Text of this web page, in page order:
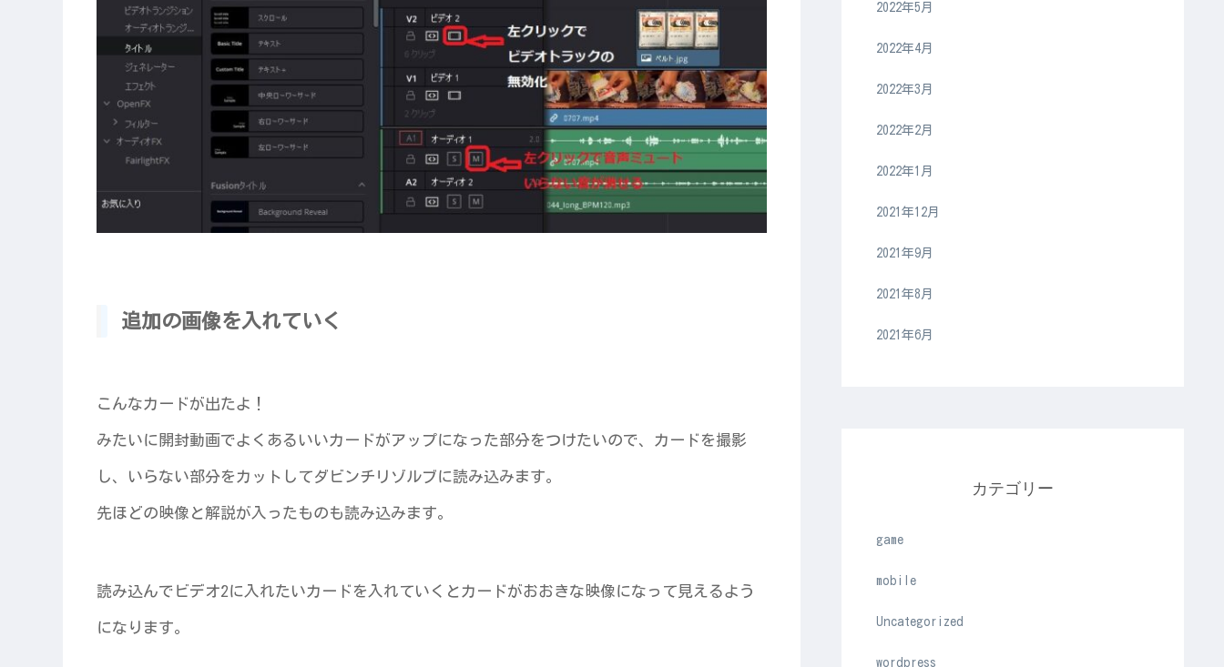
追加の画像を入れていく
こんなカードが出たよ！
みたいに開封動画でよくあるいいカードがアップになった部分をつけたいので、カードを撮影
し、いらない部分をカットしてダビンチリゾルブに読み込みます。
先ほどの映像と解説が入ったものも読み込みます。
読み込んでビデオ2に入れたいカードを入れていくとカードがおおきな映像になって見えるよう
になります。
2022年5月
2022年4月
2022年3月
2022年2月
2022年1月
2021年12月
2021年9月
2021年8月
2021年6月
カテゴリー
game
mobile
Uncategorized
wordpress